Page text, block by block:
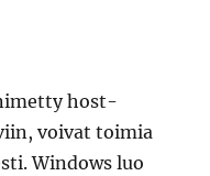
host-
voivat toimia
Windows luo